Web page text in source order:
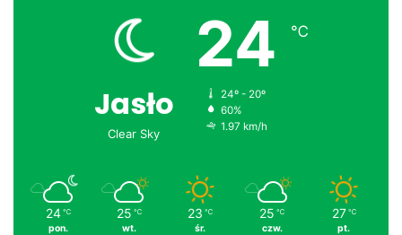
Jasło
Clear Sky
24 ℃
24º - 20º
60%
1.97 km/h
24 ℃
pon.
25 ℃
wt.
23 ℃
śr.
25 ℃
czw.
27 ℃
pt.